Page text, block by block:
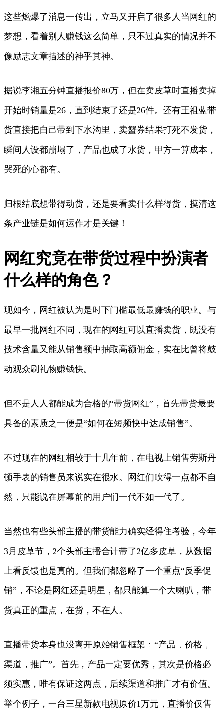
这些燃爆了消息一传出，立马又开启了很多人当网红的
梦想，看着别人赚钱这么简单，只不过真实的情况并不
像励志文章描述的神乎其神。
据说李湘五分钟直播报价80万，但在卖皮草时直播卖掉
开始时销量是26，直到结束了还是26件。还有王祖蓝带
货直接把自己带到下水沟里，卖蟹券结果打死不发货，
瞬间人设都崩塌了，产品也成了水货，甲方一算成本，
哭死的心都有。
归根结底想带得动货，还是要看卖什么样得货，摸清这
条产业链是如何运作才是关键！
网红究竟在带货过程中扮演者
什么样的角色？
现如今，网红被认为是时下门槛最低最赚钱的职业。与
最早一批网红不同，现在的网红可以直播卖货，既没有
技术含量又能从销售额中抽取高额佣金，实在比曾将鼓
动观众刷礼物赚钱快。
但不是人人都能成为合格的“带货网红”，首先带货最要
具备的素质之一便是“如何在短频快中达成销售”。
不过现在的网红相较于十几年前，在电视上销售劳斯丹
顿手表的销售员来说实在很水。网红们吹得一点都不自
然，只能说在屏幕前的用户们一代不如一代了。
当然也有些头部主播的带货能力确实经得住考验，今年
3月皮草节，2个头部主播合计带了2亿多皮草，从数据
上看反馈也是真的。但我们都忽略了一个重点“反季促
销”，不论是网红还是明星，都只能算一个大喇叭，带
货真正的重点，在货，不在人。
直播带货本身也没离开原始销售框架：“产品，价格，
渠道，推广”。首先，产品一定要优秀，其次是价格必
须实惠，唯有保证这两点，后续渠道和推广才有价值。
举个例子，一台三星新款电视原价1万元，直播价仅售